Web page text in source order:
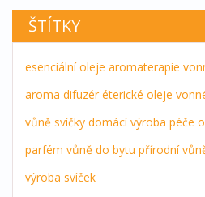
ŠTÍTKY
esenciální oleje aromaterapie
aroma difuzér éterické oleje
vůně svíčky domácí výroba péče
parfém vůně do bytu přírodní
výroba svíček